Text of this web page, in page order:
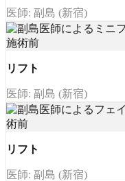
医師: 副島 (新宿)
リフト
医師: 副島 (新宿)
リフト
医師: 副島 (新宿)